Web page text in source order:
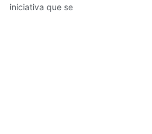
iniciativa que se